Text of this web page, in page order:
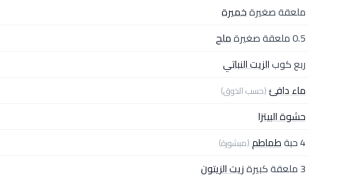
ملعقة صغيرةخميرة
0.5 ملعقة صغيرة
ملح
ربع كوبالزيت النباتي
ماء دافئ(حسب الذوق)
حشوة البيتزا
4 حبة
طماطم(مبشورة)
3 ملعقة كبيرة
زيت الزيتون